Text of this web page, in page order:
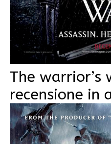
The warrior’s
recensione in